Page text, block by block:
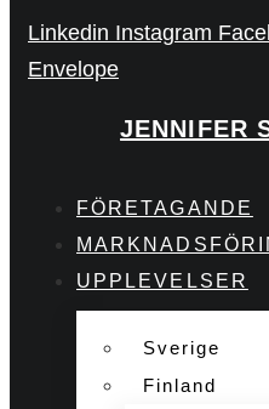
Linkedin Instagram
Envelope
JENNIFER
FÖRETAGANDE
UPPLEVELSER
Sverige
Finland